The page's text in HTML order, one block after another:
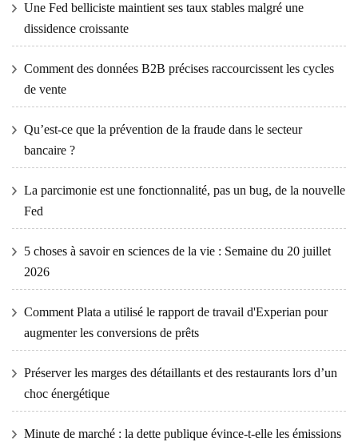
Une Fed belliciste maintient ses taux stables malgré une
dissidence croissante
Comment des données B2B précises raccourcissent les cycles
de vente
Qu’est-ce que la prévention de la fraude dans le secteur
bancaire ?
La parcimonie est une fonctionnalité, pas un bug, de la nouvelle
Fed
5 choses à savoir en sciences de la vie : Semaine du 20 juillet
2026
Comment Plata a utilisé le rapport de travail d'Experian pour
augmenter les conversions de prêts
Préserver les marges des détaillants et des restaurants lors d’un
choc énergétique
Minute de marché : la dette publique évince-t-elle les émissions